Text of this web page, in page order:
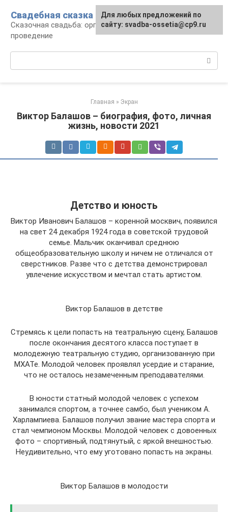
контенту
Свадебная сказка
Сказочная свадьба: организация и
проведение
Главная » Экран
Виктор Балашов – биография, фото, личная
жизнь, новости 2021
Детство и юность
Виктор Иванович Балашов – коренной москвич, появился
на свет 24 декабря 1924 года в советской трудовой
семье. Мальчик оканчивал среднюю
общеобразовательную школу и ничем не отличался от
сверстников. Разве что с детства демонстрировал
увлечение искусством и мечтал стать артистом.
Виктор Балашов в детстве
Стремясь к цели попасть на театральную сцену, Балашов
после окончания десятого класса поступает в
молодежную театральную студию, организованную при
МХАТе. Молодой человек проявлял усердие и старание,
что не осталось незамеченным преподавателями.
В юности статный молодой человек с успехом
занимался спортом, а точнее самбо, был учеником А.
Харлампиева. Балашов получил звание мастера спорта и
стал чемпионом Москвы. Молодой человек с довоенных
фото – спортивный, подтянутый, с яркой внешностью.
Неудивительно, что ему уготовано попасть на экраны.
Виктор Балашов в молодости
Для любых предложений по
сайту: svadba-ossetia@cp9.ru